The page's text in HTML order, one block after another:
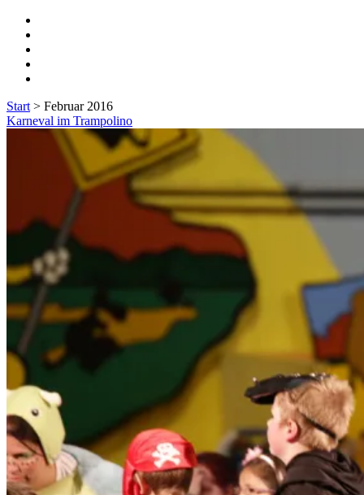
Start > Februar 2016
Monat:
<span>Februar
2016</span>
Karneval im Trampolino